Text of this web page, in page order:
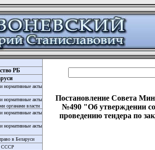
РБ
нормативные акты
нормативные акты
органами власти
нормативные акты
нормативные акты
в Беларуси
СССР
Постановление Совета
№490 "Об утверждении
проведению тендера по